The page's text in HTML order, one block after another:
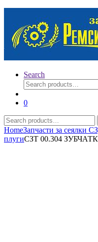
Search
Search
for:
0
Search
for:
HomeЗапчасти за сеялки
плугиСЗТ 00.304